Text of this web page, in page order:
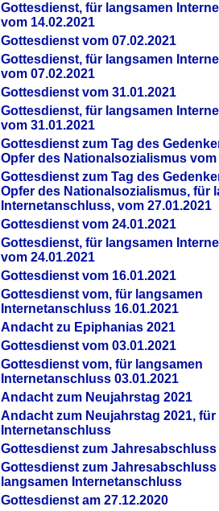
Gottesdienst, für langsamen
vom 14.02.2021
Gottesdienst vom 07.02.2021
Gottesdienst, für langsamen
vom 07.02.2021
Gottesdienst vom 31.01.2021
Gottesdienst, für langsamen
vom 31.01.2021
Gottesdienst zum Tag des
Opfer des Nationalsozialismus vom
Gottesdienst zum Tag des
Opfer des Nationalsozialismus, für
Internetanschluss, vom 27.01.2021
Gottesdienst vom 24.01.2021
Gottesdienst, für langsamen
vom 24.01.2021
Gottesdienst vom 16.01.2021
Gottesdienst vom, für langsamen
Internetanschluss 16.01.2021
Andacht zu Epiphanias 2021
Gottesdienst vom 03.01.2021
Gottesdienst vom, für langsamen
Internetanschluss 03.01.2021
Andacht zum Neujahrstag 2021
Andacht zum Neujahrstag 2021,
Internetanschluss
Gottesdienst zum Jahresabschluss
Gottesdienst zum Jahresabschluss
langsamen Internetanschluss
Gottesdienst am 27.12.2020